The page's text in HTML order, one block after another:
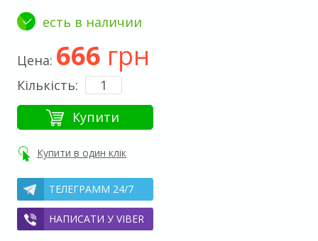
есть в наличии
Цена: 666 грн
Кількість:
Купити
Купити в один клік
ТЕЛЕГРАММ 24/7
НАПИСАТИ У VIBER